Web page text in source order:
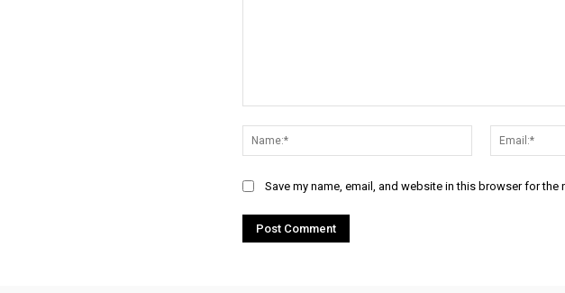
Name:*
Save my name, email, and website in this browser for the